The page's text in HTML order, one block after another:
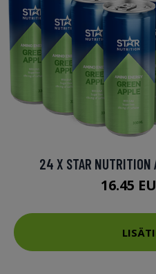
24 X STAR NUTRITION
16.45